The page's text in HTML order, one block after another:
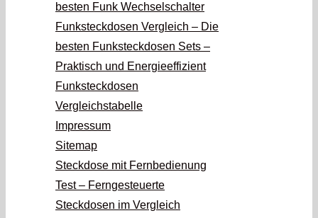
besten Funk Wechselschalter
Funksteckdosen Vergleich – Die
besten Funksteckdosen Sets –
Praktisch und Energieeffizient
Funksteckdosen
Vergleichstabelle
Impressum
Sitemap
Steckdose mit Fernbedienung
Test – Ferngesteuerte
Steckdosen im Vergleich